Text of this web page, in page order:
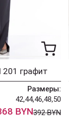
графит
Размеры:
42,44,46,48,50
BYN392 BYN